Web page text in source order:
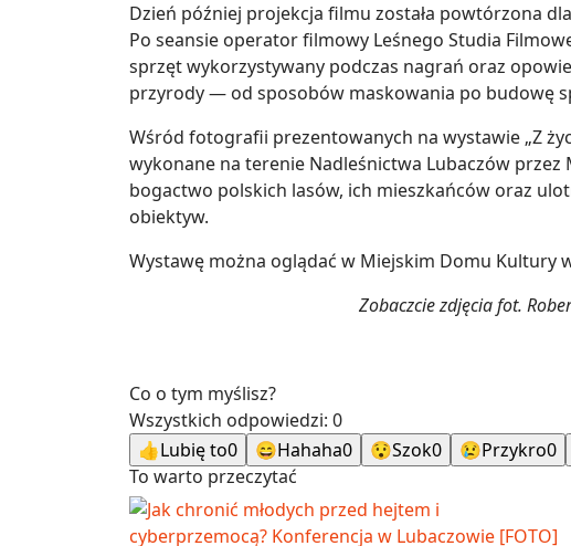
Dzień później projekcja filmu została powtórzona
Po seansie operator filmowy Leśnego Studia
sprzęt wykorzystywany podczas nagrań oraz
przyrody — od sposobów maskowania po budowę
Wśród fotografii prezentowanych na wystawie „Z
wykonane na terenie Nadleśnictwa Lubaczów przez
bogactwo polskich lasów, ich mieszkańców oraz
obiektyw.
Wystawę można oglądać w Miejskim Domu Kultury
Zobaczcie zdjęcia fot.
Co o tym myślisz?
Wszystkich odpowiedzi: 0
👍Lubię to0 😄Hahaha0 😯Szok0 😢Przykro0
To warto przeczytać